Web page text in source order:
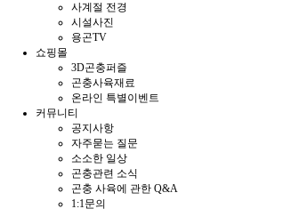
사계절 전경
시설사진
용곤TV
쇼핑몰
3D곤충퍼즐
곤충사육재료
온라인 특별이벤트
커뮤니티
공지사항
자주묻는 질문
소소한 일상
곤충관련 소식
곤충 사육에 관한 Q&A
1:1문의